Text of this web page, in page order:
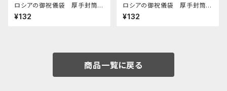
ロシアの御祝儀袋 厚手封筒
E-50
¥132
ロシアの御祝儀袋 厚手封筒
E-305 「古い街並み」
¥132
商品一覧に戻る